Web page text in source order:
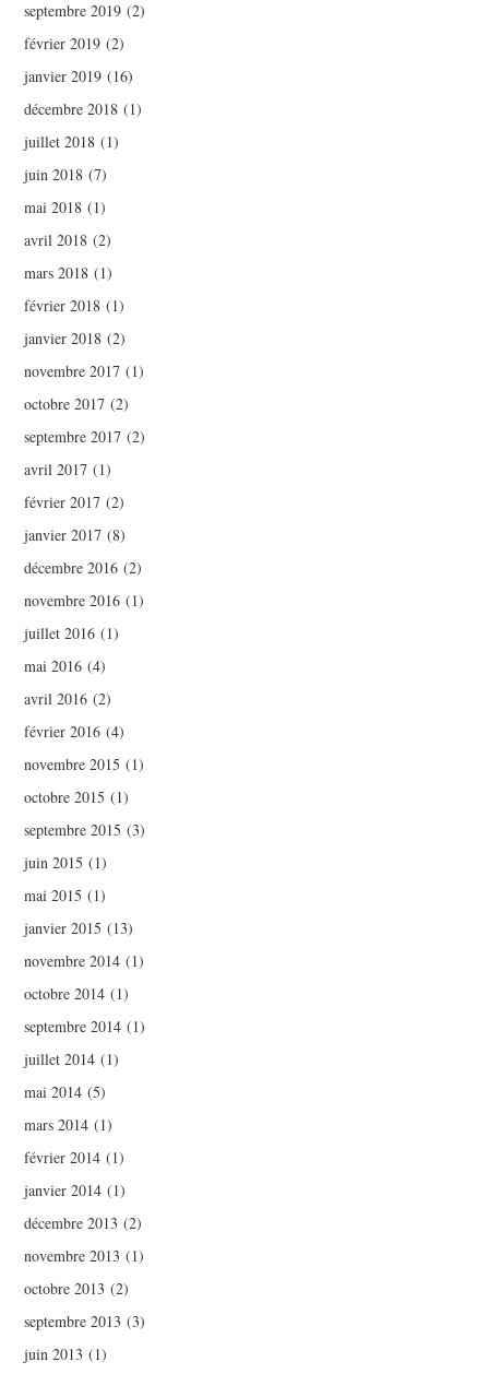
septembre 2019 (2)
février 2019 (2)
janvier 2019 (16)
décembre 2018 (1)
juillet 2018 (1)
juin 2018 (7)
mai 2018 (1)
avril 2018 (2)
mars 2018 (1)
février 2018 (1)
janvier 2018 (2)
novembre 2017 (1)
octobre 2017 (2)
septembre 2017 (2)
avril 2017 (1)
février 2017 (2)
janvier 2017 (8)
décembre 2016 (2)
novembre 2016 (1)
juillet 2016 (1)
mai 2016 (4)
avril 2016 (2)
février 2016 (4)
novembre 2015 (1)
octobre 2015 (1)
septembre 2015 (3)
juin 2015 (1)
mai 2015 (1)
janvier 2015 (13)
novembre 2014 (1)
octobre 2014 (1)
septembre 2014 (1)
juillet 2014 (1)
mai 2014 (5)
mars 2014 (1)
février 2014 (1)
janvier 2014 (1)
décembre 2013 (2)
novembre 2013 (1)
octobre 2013 (2)
septembre 2013 (3)
juin 2013 (1)